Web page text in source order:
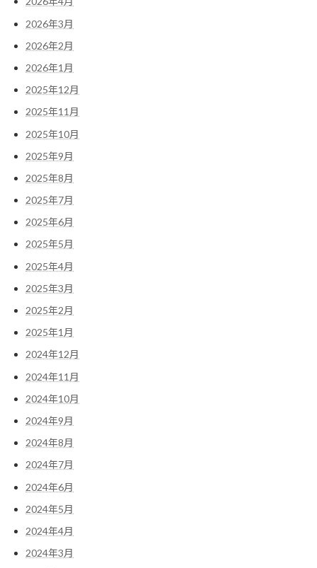
2026年3月
2026年2月
2026年1月
2025年12月
2025年11月
2025年10月
2025年9月
2025年8月
2025年7月
2025年6月
2025年5月
2025年4月
2025年3月
2025年2月
2025年1月
2024年12月
2024年11月
2024年10月
2024年9月
2024年8月
2024年7月
2024年6月
2024年5月
2024年4月
2024年3月